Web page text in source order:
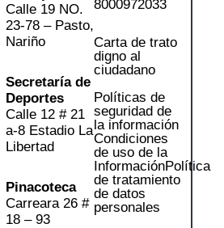
Calle 19 NO.
23-78 – Pasto,
Nariño
Secretaría de
Deportes
Calle 12 # 21
a-8 Estadio La
Libertad
Pinacoteca
Carreara 26 #
18 – 93
8000972033
Carta de trato
digno al
ciudadano
Políticas de
seguridad de
la información
Condiciones
de uso de la
InformaciónPolítica
de tratamiento
de datos
personales